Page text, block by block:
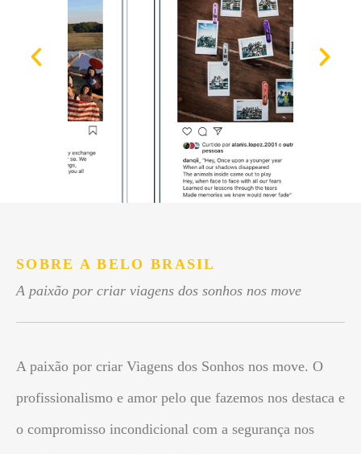
SOBRE A BELO BRASIL
A paixão por criar viagens dos sonhos nos move
A paixão por criar Viagens dos Sonhos nos move. O
profissionalismo e amor pelo que fazemos nos destaca e
o compromisso incondicional com a segurança nos